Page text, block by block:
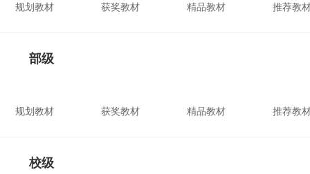
规划教材 获奖教材 精品教材 推荐教
部级
规划教材 获奖教材 精品教材 推荐教
校级